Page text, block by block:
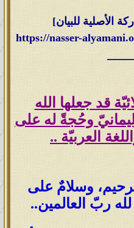
الأصلية للبيان]
https://nasser-
قد جعلها الله
وحُجةً له على
العربيّة ..
وسلامٌ على
ربّ العالمين..